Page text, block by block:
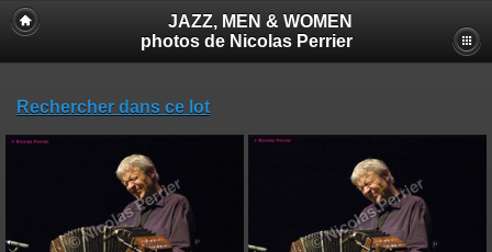
JAZZ, MEN & WOMEN
photos de Nicolas Perrier
Rechercher dans ce lot